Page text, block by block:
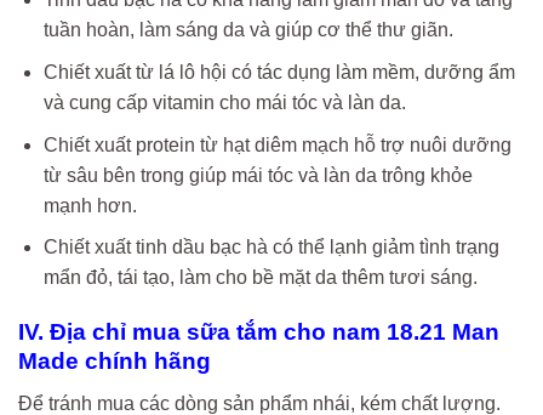
tuần hoàn, làm sáng da và giúp cơ thể thư giãn.
Chiết xuất từ lá lô hội có tác dụng làm mềm, dưỡng ẩm
và cung cấp vitamin cho mái tóc và làn da.
Chiết xuất protein từ hạt diêm mạch hỗ trợ nuôi dưỡng
từ sâu bên trong giúp mái tóc và làn da trông khỏe
mạnh hơn.
Chiết xuất tinh dầu bạc hà có thể lạnh giảm tình trạng
mẩn đỏ, tái tạo, làm cho bề mặt da thêm tươi sáng.
IV. Địa chỉ mua sữa tắm cho nam 18.21 Man
Made chính hãng
Để tránh mua các dòng sản phẩm nhái, kém chất lượng.